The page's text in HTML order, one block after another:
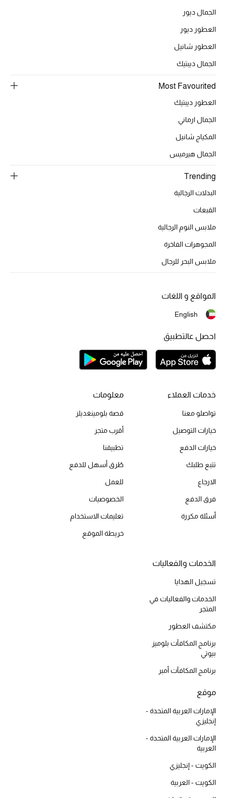
تسوقوا للمنزل
عرض كل التنزيلات
مجوهرات فاخرة للنساء
مجوهرات عصرية للنساء
إكسسوارات للرجال
مجوهرات فاخرة للأطفال
ساعات
تسوقوا جميع الهدايا
هدايا حسب المناسبة
هدايا حسب الفئة
الرجال
تسوقوا الهدايا
المصممون أ-ي
مصممون جدد
حصريات
الأزياء
الجمال ديور
العطور ديور
العطور شانيل
الجمال ديبتيك
Most Favourited
العطور ديبتيك
الجمال ارماني
المكياج شانيل
الجمال هيرميس
Trending
البدلات الرجالية
القبعات
ملابس النوم الرجالية
المجوهرات الفاخرة
ملابس البحر للرجال
خدمات العملاء
تواصلو معنا
خيارات التوصيل
خيارات الدفع
تتبع طلبك
الارجاع
فرق الدفع
أسئلة مكررة
معلومات
قصة بلومينغديلز
أقرب متجر
تطبيقنا
طُرق أسهل للدفع
للعمل
الخصوصيات
تعليمات الاستخدام
خريطة الموقع
الخدمات والفعاليات
تسجيل الهدايا
الخدمات والفعاليات في
المتجر
مكتشف العطور
برنامج المكافآت بلوميز
بيوتي
برنامج المكافآت أمبر
موقع
الإمارات العربية المتحدة -
إنجليزي
الإمارات العربية المتحدة -
العربية
الكويت - إنجليزي
الكويت - العربية
المواقع و اللغات
English
احصل عالتطبيق